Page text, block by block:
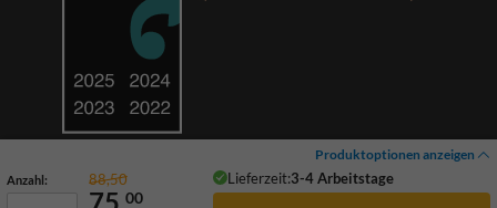
Produktoptionen anzeigen
Anzahl: 88,50 Lieferzeit:3-4 Arbeitstage
00